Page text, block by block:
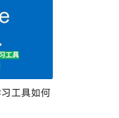
工具如何